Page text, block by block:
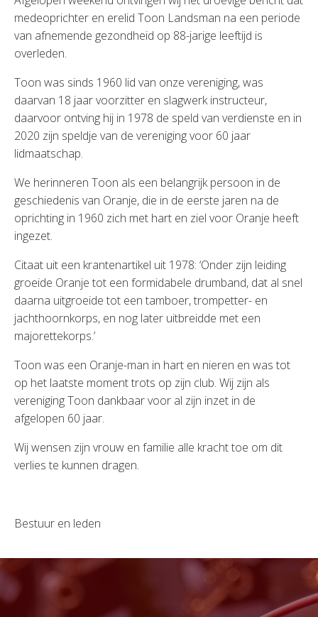
medeoprichter en erelid Toon Landsman na een periode
van afnemende gezondheid op 88-jarige leeftijd is
overleden.
Toon was sinds 1960 lid van onze vereniging, was
daarvan 18 jaar voorzitter en slagwerk instructeur,
daarvoor ontving hij in 1978 de speld van verdienste en in
2020 zijn speldje van de vereniging voor 60 jaar
lidmaatschap.
We herinneren Toon als een belangrijk persoon in de
geschiedenis van Oranje, die in de eerste jaren na de
oprichting in 1960 zich met hart en ziel voor Oranje heeft
ingezet.
Citaat uit een krantenartikel uit 1978: ‘Onder zijn leiding
groeide Oranje tot een formidabele drumband, dat al snel
daarna uitgroeide tot een tamboer, trompetter- en
jachthoornkorps, en nog later uitbreidde met een
majorettekorps.’
Toon was een Oranje-man in hart en nieren en was tot
op het laatste moment trots op zijn club. Wij zijn als
vereniging Toon dankbaar voor al zijn inzet in de
afgelopen 60 jaar.
Wij wensen zijn vrouw en familie alle kracht toe om dit
verlies te kunnen dragen.
Bestuur en leden